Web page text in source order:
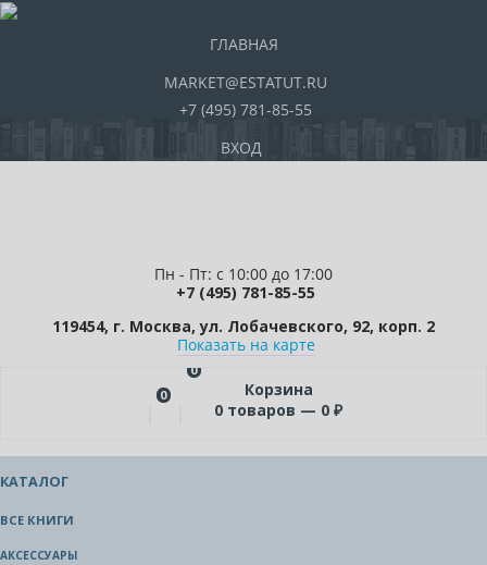
ГЛАВНАЯ
MARKET@ESTATUT.RU
+7 (495) 781-85-55
ВХОД
Пн - Пт: с 10:00 до 17:00
+7 (495) 781-85-55
119454, г. Москва, ул. Лобачевского, 92, корп. 2
Показать на карте
0
0
Корзина
0 товаров — 0 ₽
КАТАЛОГ
ВСЕ КНИГИ
АКСЕССУАРЫ